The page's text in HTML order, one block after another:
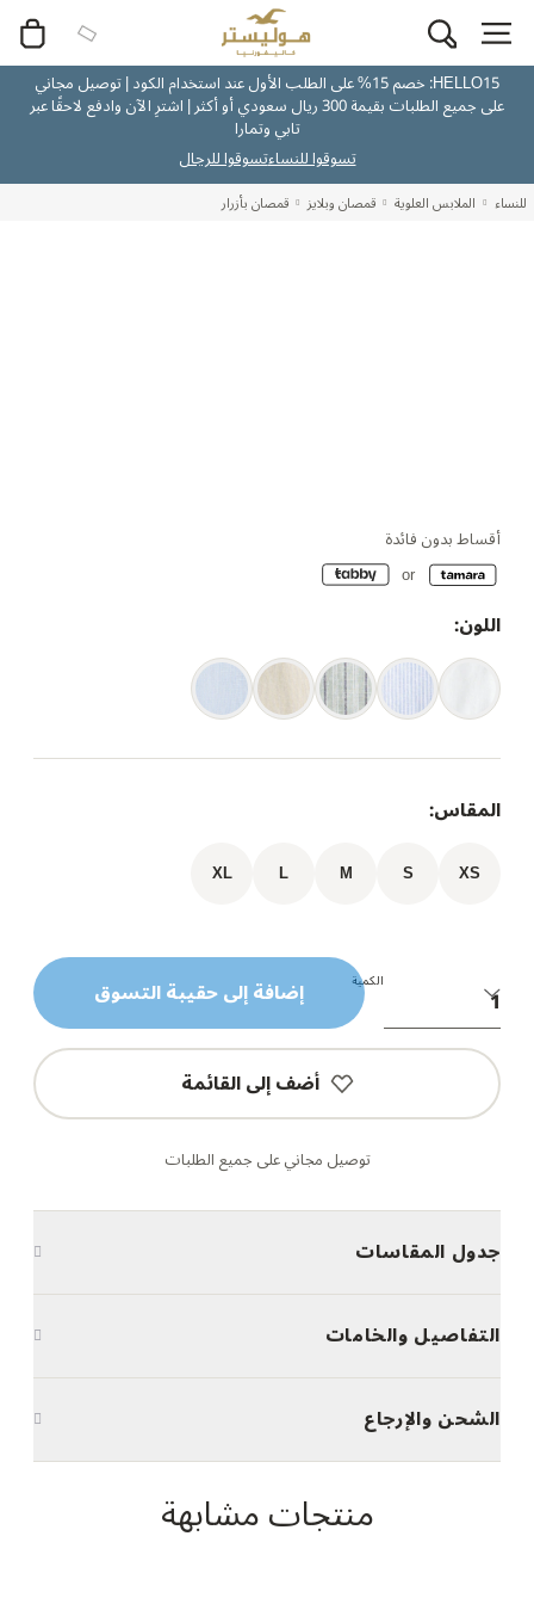
HELLO15: خصم 15% على الطلب الأول عند استخدام الكود | توصيل مجاني
على جميع الطلبات بقيمة 300 ريال سعودي أو أكثر | اشترِ الآن وادفع لاحقًا عبر
تابي وتمارا
تسوقوا للنساءتسوقوا للرجال
للنساء الملابس العلوية قمصان وبلايز قمصان بأزرار
أقساط بدون فائدة
اللون:
المقاس:
XS
S
M
L
XL
الكمية إضافة إلى حقيبة التسوق
أضف إلى القائمة
توصيل مجاني على جميع الطلبات
جدول المقاسات
التفاصيل والخامات
الشحن والإرجاع
منتجات مشابهة